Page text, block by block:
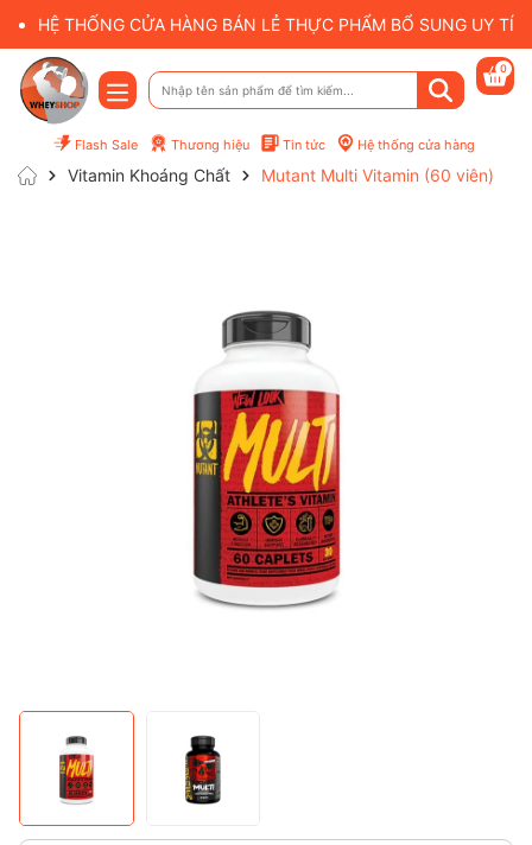
HỆ THỐNG CỬA HÀNG BÁN LẺ THỰC PHẨM BỔ SUNG UY
Flash Sale Thương hiệu Tin tức Hệ thống cửa hàng
0
Vitamin Khoáng Chất Mutant Multi Vitamin (60 viên)